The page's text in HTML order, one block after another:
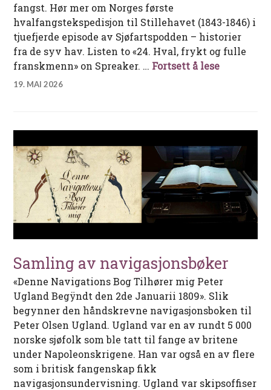
fangst. Hør mer om Norges første
hvalfangstekspedisjon til Stillehavet (1843-1846) i
tjuefjerde episode av Sjøfartspodden – historier
fra de syv hav. Listen to «24. Hval, frykt og fulle
franskmenn» on Spreaker. … Fortsett å leseHval,
19. MAI 2026
Samling av navigasjonsbøker
«Denne Navigations Bog Tilhører mig Peter
Ugland Begÿndt den 2de Januarii 1809». Slik
begynner den håndskrevne navigasjonsboken til
Peter Olsen Ugland. Ugland var en av rundt 5 000
norske sjøfolk som ble tatt til fange av britene
under Napoleonskrigene. Han var også en av flere
som i britisk fangenskap fikk
navigasjonsundervisning. Ugland var skipsoffiser